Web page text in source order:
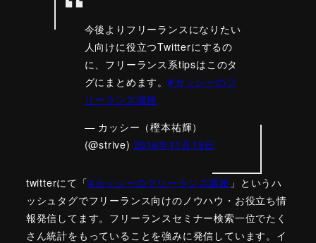
今後よりフリーランスになりたい
人向けに役立つTwitterにするの
に、フリーランス系tipsはこのタ
グにまとめます。#カッシーのフ
リーランス講座
— カッシー（樫本祐輝）
(@strive) 2016年11月19日
twitterにて「#カッシーのフリーランス講座 」というハ
ッシュタグでフリーランス向けのノウハウ・お役立ち情
報発信してます。フリーランスセミナー検索一位でたく
さん統計をもっていることを強みに発信しています。イ